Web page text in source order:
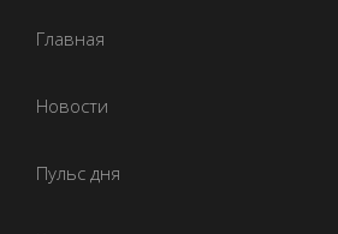
Главная
Новости
Пульс дня